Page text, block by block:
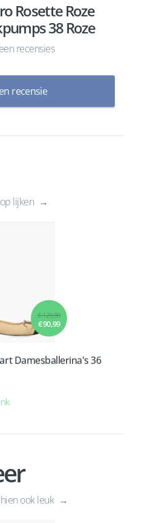
Rosette Roze
38 Roze
recensies
recensie
lijken
€ 129,99
€ 90,99
Damesballerina's 36
ook leuk